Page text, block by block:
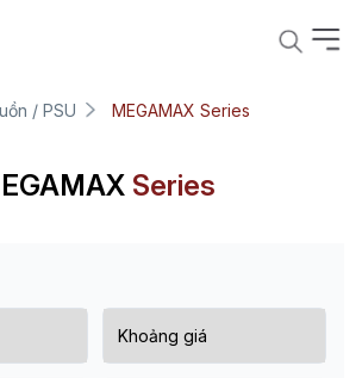
/ PSU MEGAMAX Series
Series